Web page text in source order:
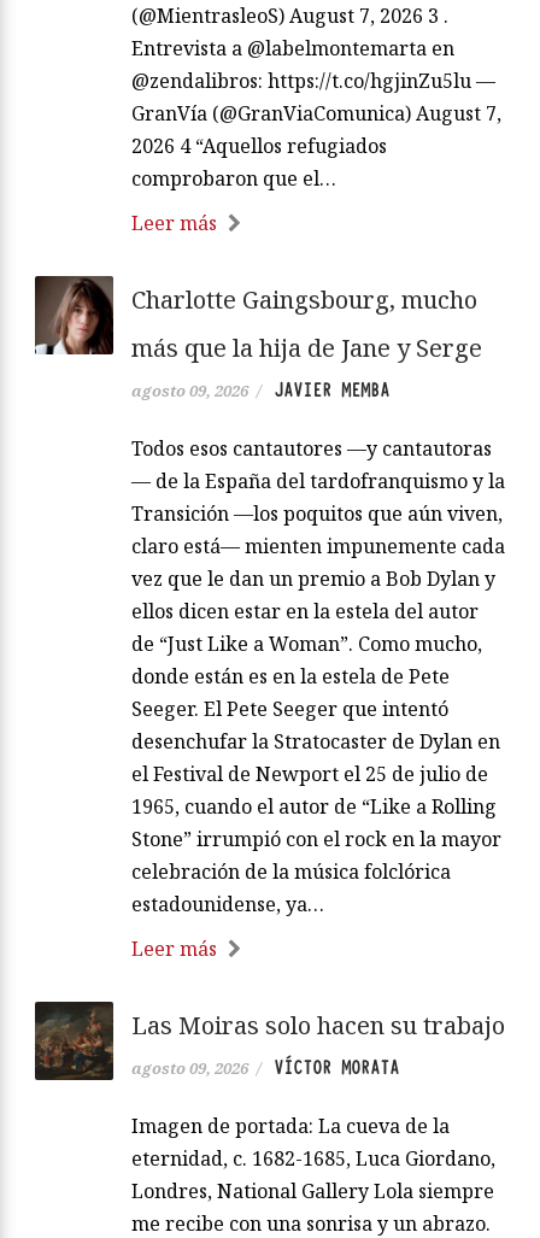
(@MientrasleoS) August 7, 2026 3 .
Entrevista a @labelmontemarta en
@zendalibros: https://t.co/hgjinZu5lu —
GranVía (@GranViaComunica) August 7,
2026 4 “Aquellos refugiados
comprobaron que el…
Leer más
Charlotte Gaingsbourg, mucho
más que la hija de Jane y Serge
agosto 09, 2026 / JAVIER MEMBA
Todos esos cantautores —y cantautoras
— de la España del tardofranquismo y la
Transición —los poquitos que aún viven,
claro está— mienten impunemente cada
vez que le dan un premio a Bob Dylan y
ellos dicen estar en la estela del autor
de “Just Like a Woman”. Como mucho,
donde están es en la estela de Pete
Seeger. El Pete Seeger que intentó
desenchufar la Stratocaster de Dylan en
el Festival de Newport el 25 de julio de
1965, cuando el autor de “Like a Rolling
Stone” irrumpió con el rock en la mayor
celebración de la música folclórica
estadounidense, ya…
Leer más
Las Moiras solo hacen su trabajo
agosto 09, 2026 / VÍCTOR MORATA
Imagen de portada: La cueva de la
eternidad, c. 1682-1685, Luca Giordano,
Londres, National Gallery Lola siempre
me recibe con una sonrisa y un abrazo.